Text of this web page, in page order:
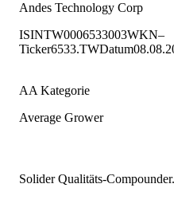
Andes Technology Corp
ISINTW0006533003WKN–
Ticker6533.TWDatum
AA Kategorie
Average Grower
Solider Qualitäts-